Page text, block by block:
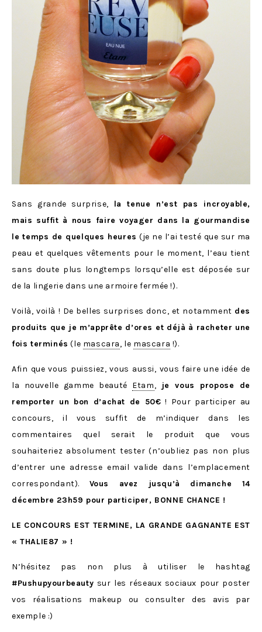
Sans grande surprise, la tenue n’est pas incroyable,
mais suffit à nous faire voyager dans la gourmandise
le temps de quelques heures (je ne l’ai testé que sur ma
peau et quelques vêtements pour le moment, l’eau tient
sans doute plus longtemps lorsqu’elle est déposée sur
de la lingerie dans une armoire fermée !).
Voilà, voilà ! De belles surprises donc, et notamment des
produits que je m’apprête d’ores et déjà à racheter une
fois terminés (le mascara, le mascara !).
Afin que vous puissiez, vous aussi, vous faire une idée de
la nouvelle gamme beauté Etam,
je vous propose de
remporter un bon d’achat de 50€ ! Pour participer au
concours, il vous suffit de m’indiquer dans les
commentaires quel serait le produit que vous
souhaiteriez absolument tester (n’oubliez pas non plus
d’entrer une adresse email valide dans l’emplacement
correspondant). Vous avez jusqu’à dimanche 14
décembre 23h59 pour participer, BONNE CHANCE !
LE CONCOURS EST TERMINE, LA GRANDE GAGNANTE EST
« THALIE87 » !
N’hésitez pas non plus à utiliser le hashtag
#Pushupyourbeauty sur les réseaux sociaux pour poster
vos réalisations makeup ou consulter des avis par
exemple :)